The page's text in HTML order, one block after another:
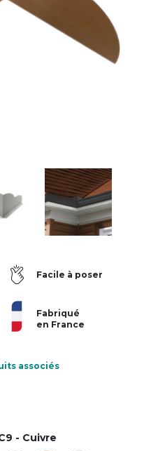
Facile à poser
Fabriqué
en France
associés
- Cuivre